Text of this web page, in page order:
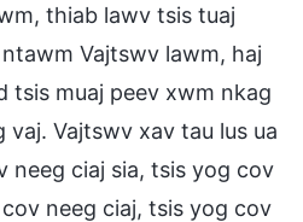
thiab lawv tsis tuaj
Vajtswv lawm, haj
tsis muaj peev xwm nkag
vaj. Vajtswv xav tau lus ua
neeg ciaj sia, tsis yog cov
neeg ciaj, tsis yog cov